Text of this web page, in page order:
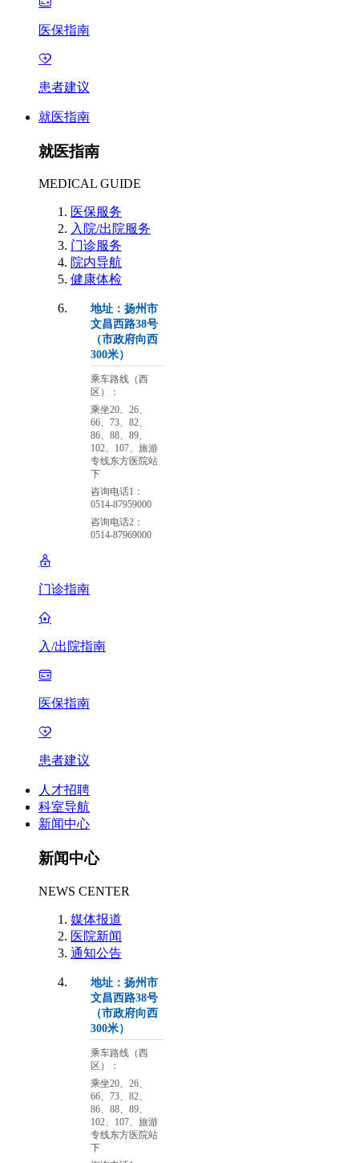
医保指南
患者建议
就医指南
就医指南
MEDICAL GUIDE
医保服务
入院/出院服务
门诊服务
院内导航
健康体检
地址：扬州市
文昌西路38号
（市政府向西
300米）
乘车路线（西
区）：
乘坐20、26、
66、73、82、
86、88、89、
102、107、旅游
专线东方医院站
下
咨询电话1：
0514-87959000
咨询电话2：
0514-87969000
门诊指南
入/出院指南
医保指南
患者建议
人才招聘
科室导航
新闻中心
新闻中心
NEWS CENTER
媒体报道
医院新闻
通知公告
地址：扬州市
文昌西路38号
（市政府向西
300米）
乘车路线（西
区）：
乘坐20、26、
66、73、82、
86、88、89、
102、107、旅游
专线东方医院站
下